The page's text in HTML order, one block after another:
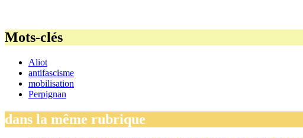
Mots-clés
Aliot
antifascisme
mobilisation
Perpignan
dans la même rubrique